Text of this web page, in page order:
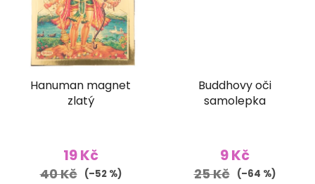
Hanuman magnet
zlatý
19 Kč
40 Kč (–52 %)
Buddhovy oči
samolepka
9 Kč
25 Kč (–64 %)